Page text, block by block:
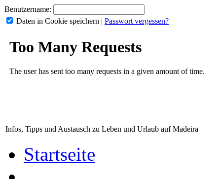
Benutzername:
Daten in Cookie speichern | Passwort vergessen?
Infos, Tipps und Austausch zu Leben und Urlaub auf Madeira
Startseite